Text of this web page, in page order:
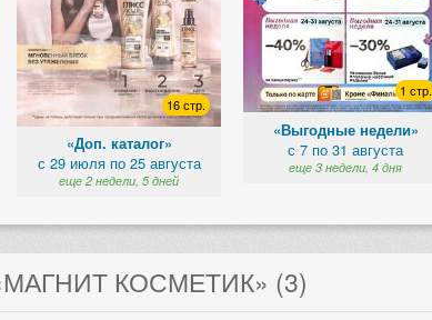
16 стр.
«Доп. каталог»
с 29 июля по 25 августа
еще 2 недели, 5 дней
1 стр.
«Выгодные недели»
с 7 по 31 августа
еще 3 недели, 4 дня
КОСМЕТИК» (3)